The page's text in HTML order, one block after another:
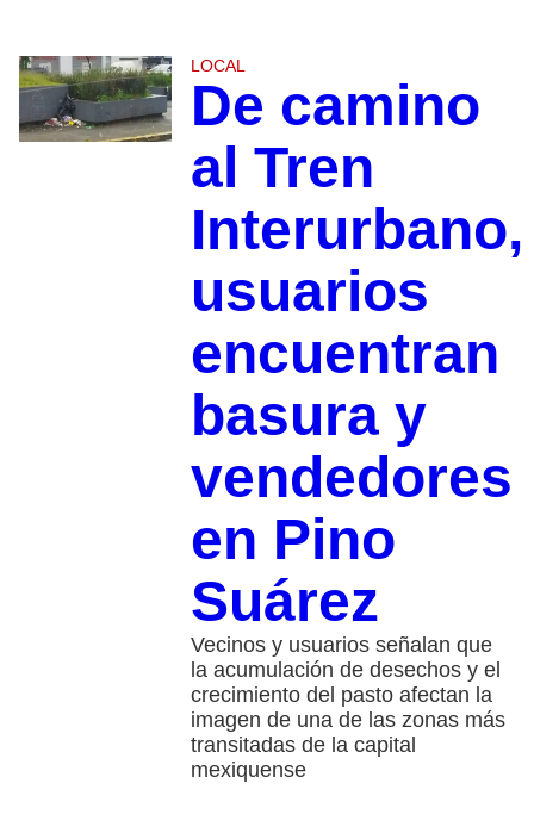
LOCAL
De camino
al Tren
Interurbano,
usuarios
encuentran
basura y
vendedores
en Pino
Suárez
Vecinos y usuarios señalan que
la acumulación de desechos y el
crecimiento del pasto afectan la
imagen de una de las zonas más
transitadas de la capital
mexiquense